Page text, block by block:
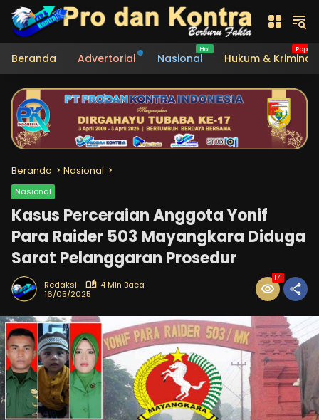
Langsung
konten
Beranda
Advertorial Nasional Hukum & Kriminal
Beranda Nasional
Nasional
Kasus Perceraian Anggota Yonif
Para Raider 503 Mayangkara Diduga
Sarat Pelanggaran Prosedur
Redaksi
4 Min Baca
16/05/2025
171